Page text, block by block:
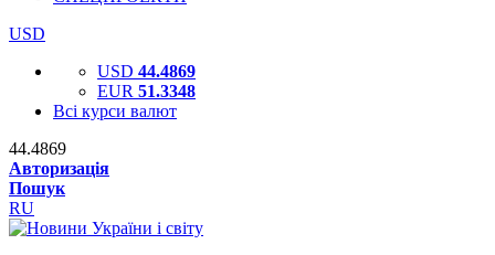
USD
USD 44.4869
EUR 51.3348
Всі курси валют
44.4869
Авторизація
Пошук
RU